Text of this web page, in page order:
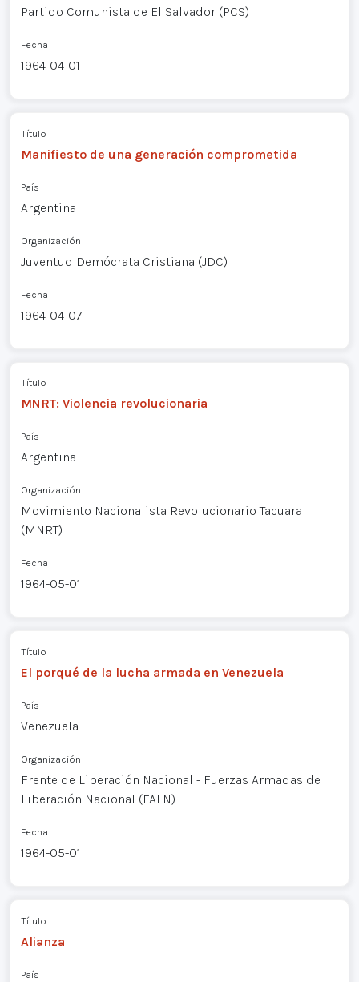
Partido Comunista de El Salvador (PCS)
Fecha
1964-04-01
Título
Manifiesto de una generación comprometida
País
Argentina
Organización
Juventud Demócrata Cristiana (JDC)
Fecha
1964-04-07
Título
MNRT: Violencia revolucionaria
País
Argentina
Organización
Movimiento Nacionalista Revolucionario Tacuara
(MNRT)
Fecha
1964-05-01
Título
El porqué de la lucha armada en Venezuela
País
Venezuela
Organización
Frente de Liberación Nacional - Fuerzas Armadas de
Liberación Nacional (FALN)
Fecha
1964-05-01
Título
Alianza
País